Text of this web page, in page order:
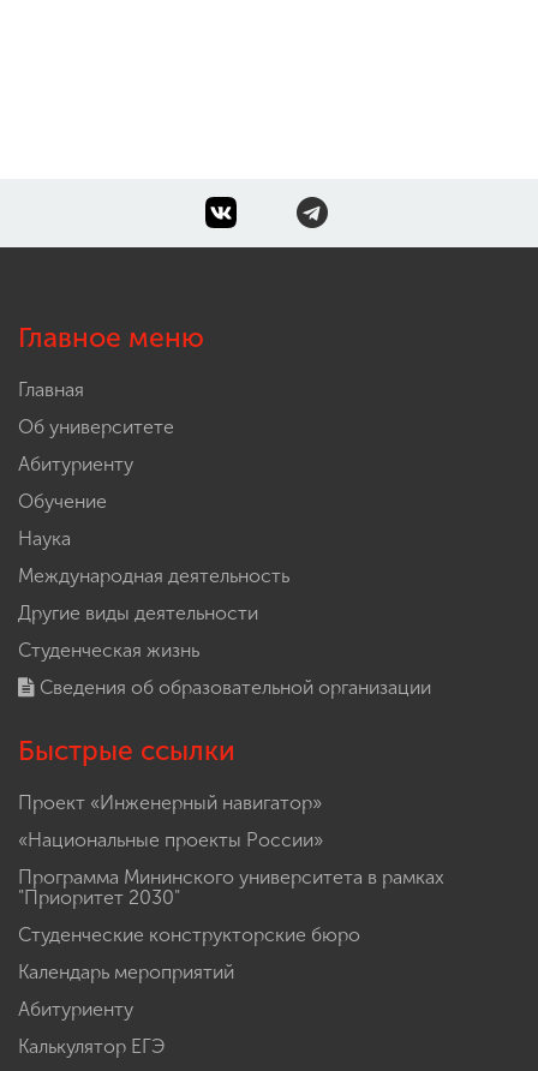
Главное меню
Главная
Об университете
Абитуриенту
Обучение
Наука
Международная деятельность
Другие виды деятельности
Студенческая жизнь
Сведения об образовательной организации
Быстрые ссылки
Проект «Инженерный навигатор»
«Национальные проекты России»
Программа Мининского университета в рамках
"Приоритет 2030"
Студенческие конструкторские бюро
Календарь мероприятий
Абитуриенту
Калькулятор ЕГЭ